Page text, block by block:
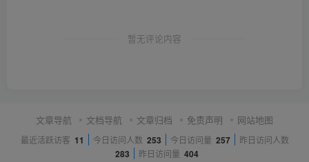
暂无评论内容
文章导航 文档导航 文章归档 免责声明 网站地图
最近活跃访客 11 今日访问人数 253 今日访问量 257 昨日访问人数
283 昨日访问量 404